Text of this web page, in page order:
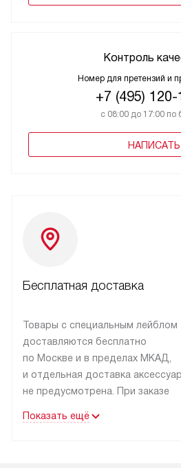
Контроль
Номер для претензий и
+7 (495)
с 08:00 до 17:00 по
НАПИСАТЬ
Бесплатная доставка
Товары с специальным лейблом
доставляются бесплатно
по Москве и в пределах МКАД,
и отдельная доставка
не предусмотрена. При заказе
рекомендуем обсудить
Показать ещё